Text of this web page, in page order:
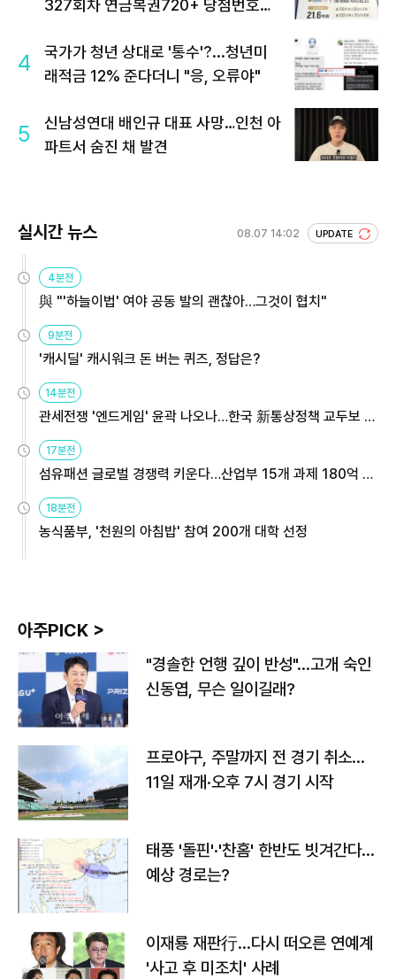
327회차 연금복권720+ 당첨번호조
4
국가가 청년 상대로 '통수'?...청년미
래적금 12% 준다더니 "응, 오류야"
5
신남성연대 배인규 대표 사망…인천 아
파트서 숨진 채 발견
실시간 뉴스 08.07 14:02 UPDATE
4분전
與 "'하늘이법' 여야 공동 발의 괜찮아…그것이 협치"
9분전
'캐시딜' 캐시워크 돈 버는 퀴즈, 정답은?
14분전
관세전쟁 '엔드게임' 윤곽 나오나…한국 新통상정책 교두보 활
17분전
섬유패션 글로벌 경쟁력 키운다…산업부 15개 과제 180억 지
18분전
농식품부, '천원의 아침밥' 참여 200개 대학 선정
아주PICK >
"경솔한 언행 깊이 반성"…고개 숙인
신동엽, 무슨 일이길래?
프로야구, 주말까지 전 경기 취소…
11일 재개·오후 7시 경기 시작
태풍 '돌핀'·'찬홈' 한반도 빗겨간다…
예상 경로는?
이재룡 재판行…다시 떠오른 연예계
'사고 후 미조치' 사례